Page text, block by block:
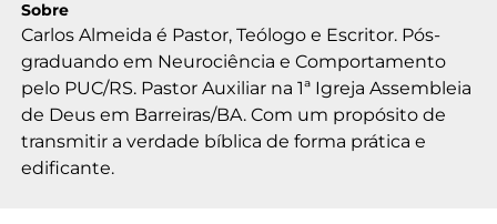
Sobre
Carlos Almeida é Pastor, Teólogo e Escritor. Pós-
graduando em Neurociência e Comportamento
pelo PUC/RS. Pastor Auxiliar na 1ª Igreja Assembleia
de Deus em Barreiras/BA. Com um propósito de
transmitir a verdade bíblica de forma prática e
edificante.